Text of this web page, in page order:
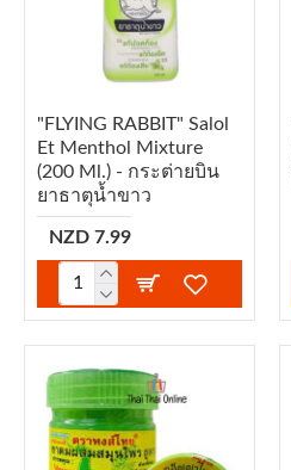
"FLYING RABBIT" Salol
Et Menthol Mixture
(200 Ml.) - กระต่ายบิน
ยาธาตุน้ำขาว
NZD 7.99